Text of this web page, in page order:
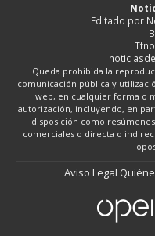
Editado por
Queda prohibida la
comunicación pública y
web, en cualquier forma o
autorización, incluyendo, en
disposición como
comerciales o directa o
Aviso Legal